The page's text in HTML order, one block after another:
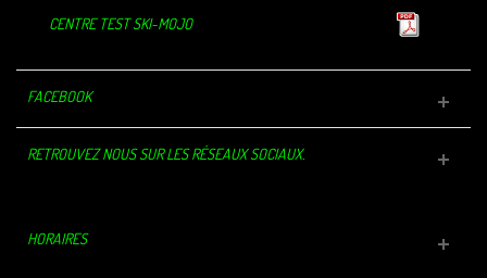
CENTRE TEST SKI-MOJO
FACEBOOK
RETROUVEZ NOUS SUR LES RÉSEAUX SOCIAUX.
HORAIRES